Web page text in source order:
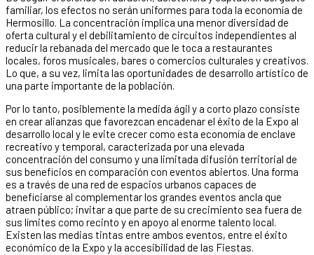
familiar, los efectos no serán uniformes para toda la economía de
Hermosillo. La concentración implica una menor diversidad de
oferta cultural y el debilitamiento de circuitos independientes al
reducir la rebanada del mercado que le toca a restaurantes
locales, foros musicales, bares o comercios culturales y creativos.
Lo que, a su vez, limita las oportunidades de desarrollo artístico de
una parte importante de la población.
Por lo tanto, posiblemente la medida ágil y a corto plazo consiste
en crear alianzas que favorezcan encadenar el éxito de la Expo al
desarrollo local y le evite crecer como esta economía de enclave
recreativo y temporal, caracterizada por una elevada
concentración del consumo y una limitada difusión territorial de
sus beneficios en comparación con eventos abiertos. Una forma
es a través de una red de espacios urbanos capaces de
beneficiarse al complementar los grandes eventos ancla que
atraen público; invitar a que parte de su crecimiento sea fuera de
sus límites como recinto y en apoyo al enorme talento local.
Existen las medias tintas entre ambos eventos, entre el éxito
económico de la Expo y la accesibilidad de las Fiestas.